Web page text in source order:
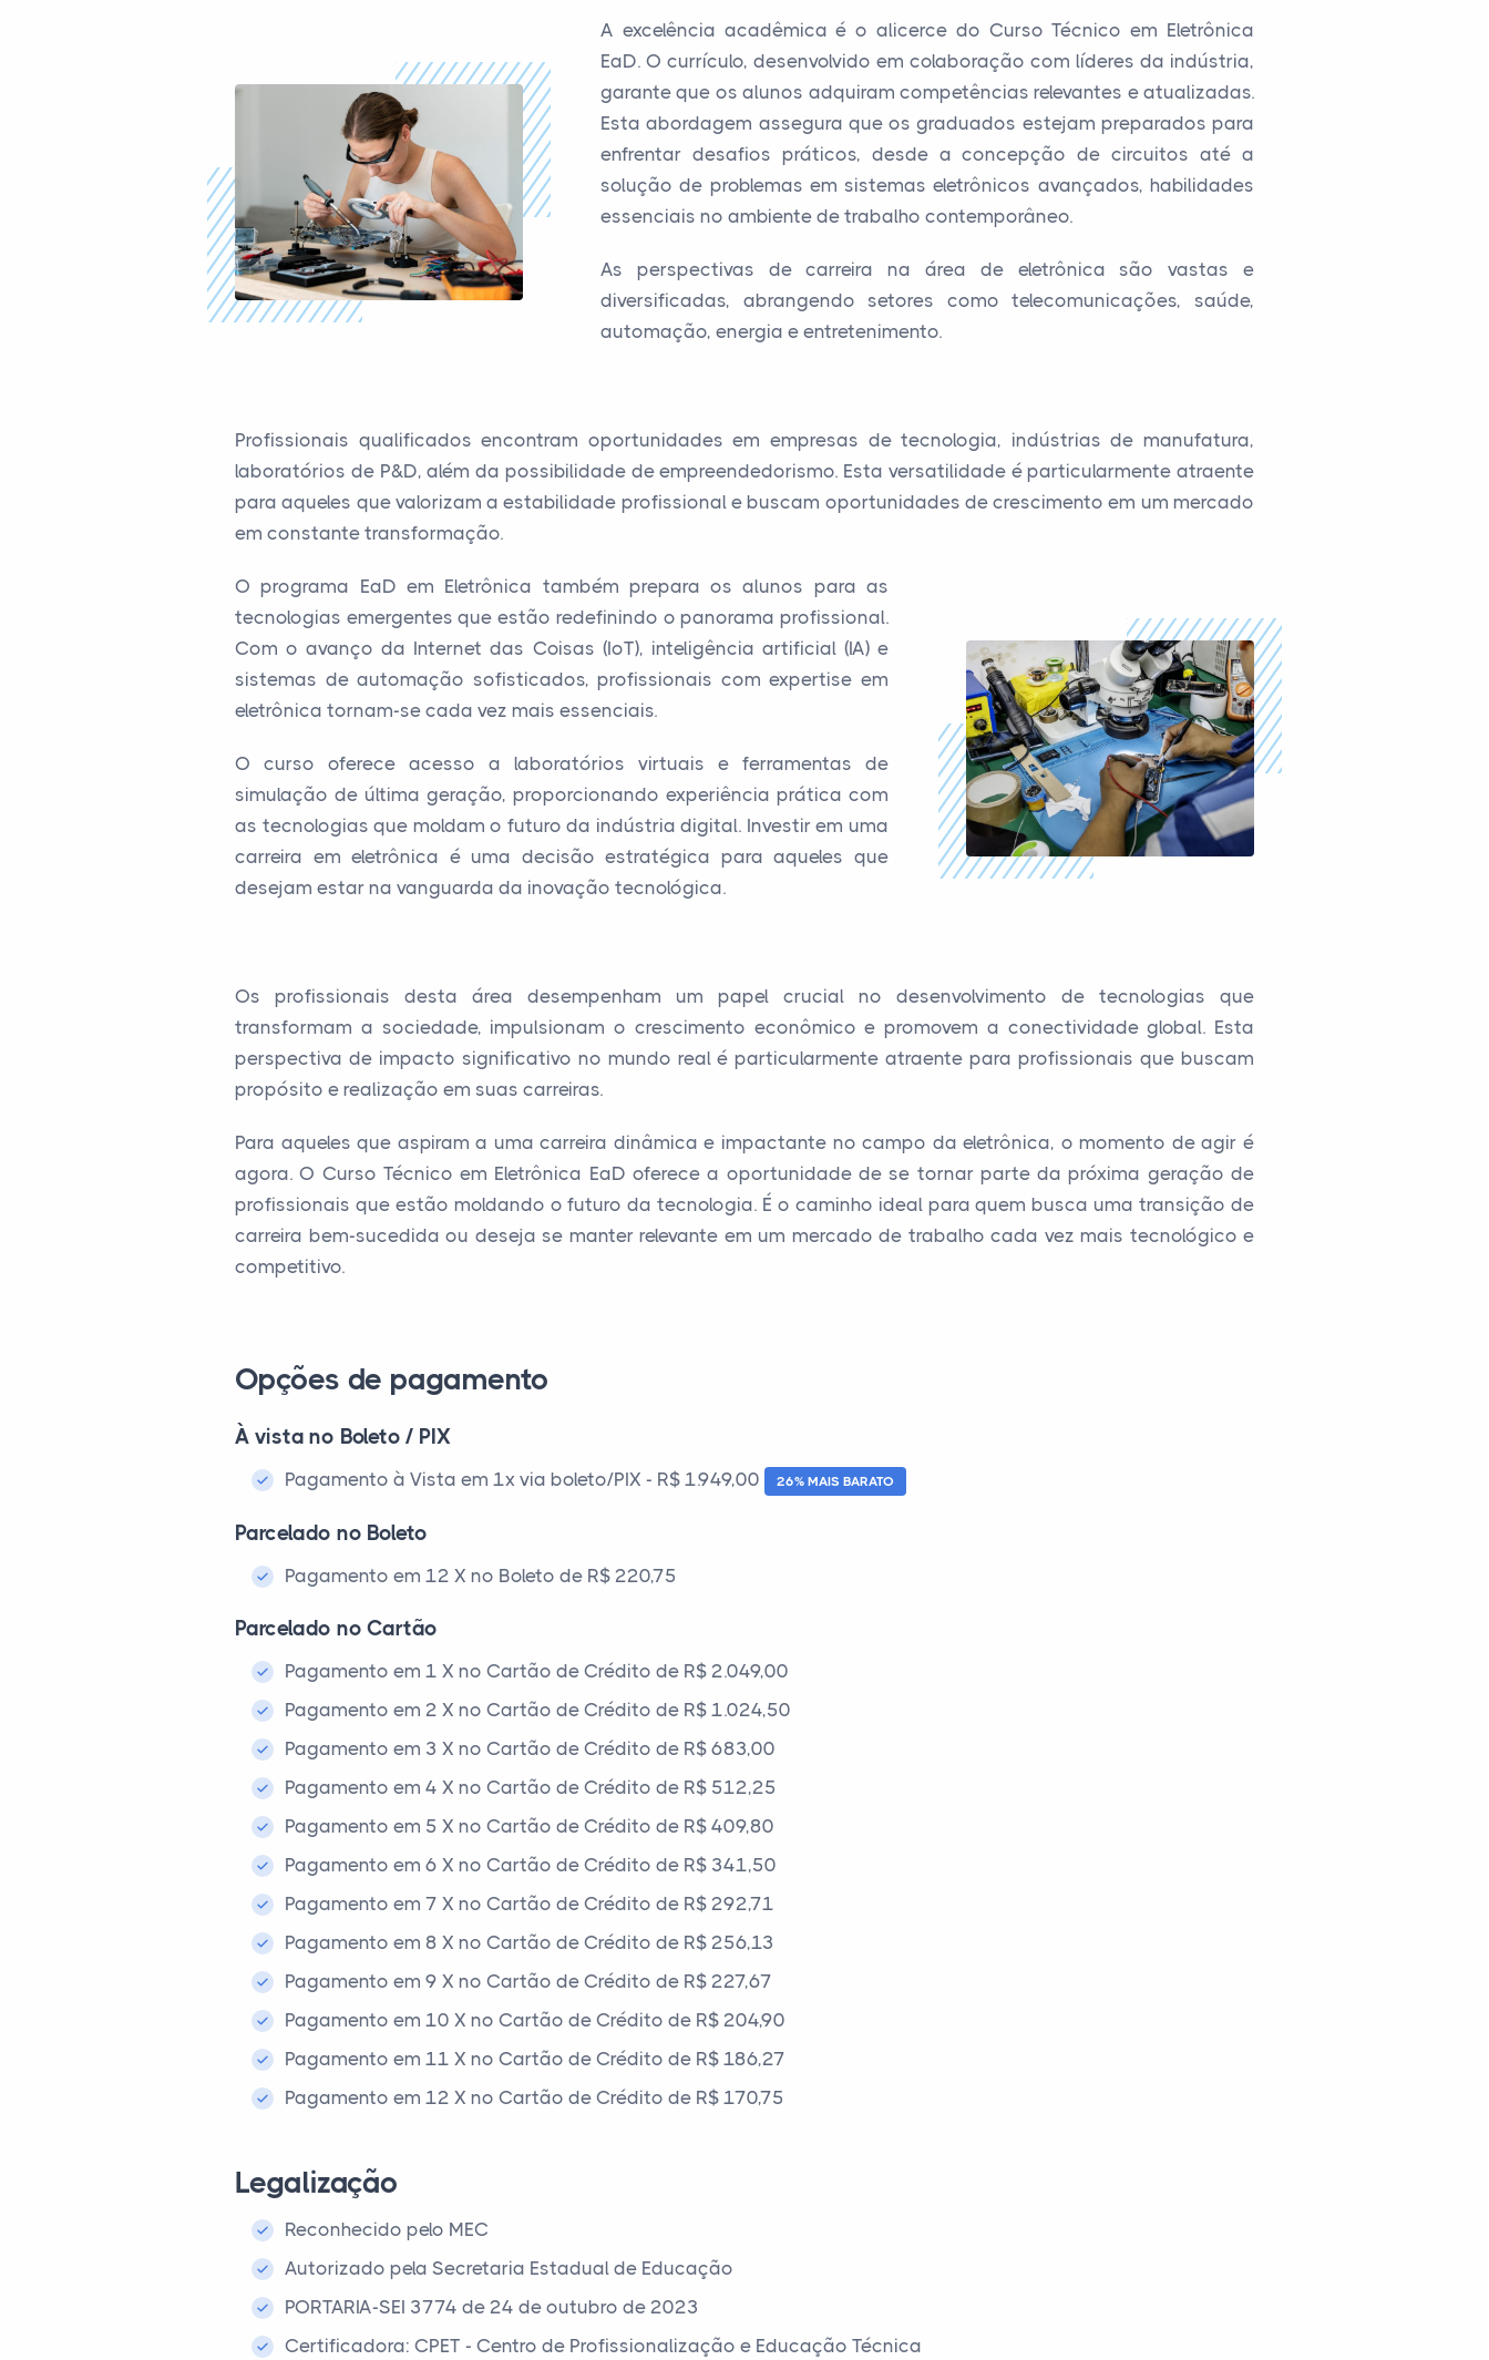
A excelência acadêmica é o alicerce do Curso Técnico em Eletrônica
EaD. O currículo, desenvolvido em colaboração com líderes da indústria,
garante que os alunos adquiram competências relevantes e atualizadas.
Esta abordagem assegura que os graduados estejam preparados para
enfrentar desafios práticos, desde a concepção de circuitos até a
solução de problemas em sistemas eletrônicos avançados, habilidades
essenciais no ambiente de trabalho contemporâneo.
As perspectivas de carreira na área de eletrônica são vastas e
diversificadas, abrangendo setores como telecomunicações, saúde,
automação, energia e entretenimento.
Profissionais qualificados encontram oportunidades em empresas de tecnologia, indústrias de manufatura,
laboratórios de P&D, além da possibilidade de empreendedorismo. Esta versatilidade é particularmente atraente
para aqueles que valorizam a estabilidade profissional e buscam oportunidades de crescimento em um mercado
em constante transformação.
O programa EaD em Eletrônica também prepara os alunos para as
tecnologias emergentes que estão redefinindo o panorama profissional.
Com o avanço da Internet das Coisas (IoT), inteligência artificial (IA) e
sistemas de automação sofisticados, profissionais com expertise em
eletrônica tornam-se cada vez mais essenciais.
O curso oferece acesso a laboratórios virtuais e ferramentas de
simulação de última geração, proporcionando experiência prática com
as tecnologias que moldam o futuro da indústria digital. Investir em uma
carreira em eletrônica é uma decisão estratégica para aqueles que
desejam estar na vanguarda da inovação tecnológica.
Os profissionais desta área desempenham um papel crucial no desenvolvimento de tecnologias que
transformam a sociedade, impulsionam o crescimento econômico e promovem a conectividade global. Esta
perspectiva de impacto significativo no mundo real é particularmente atraente para profissionais que buscam
propósito e realização em suas carreiras.
Para aqueles que aspiram a uma carreira dinâmica e impactante no campo da eletrônica, o momento de agir é
agora. O Curso Técnico em Eletrônica EaD oferece a oportunidade de se tornar parte da próxima geração de
profissionais que estão moldando o futuro da tecnologia. É o caminho ideal para quem busca uma transição de
carreira bem-sucedida ou deseja se manter relevante em um mercado de trabalho cada vez mais tecnológico e
competitivo.
Opções de pagamento
À vista no Boleto / PIX
Pagamento à Vista em 1x via boleto/PIX - R$ 1.949,00 26% MAIS BARATO
Parcelado no Boleto
Pagamento em 12 X no Boleto de R$ 220,75
Parcelado no Cartão
Pagamento em 1 X no Cartão de Crédito de R$ 2.049,00
Pagamento em 2 X no Cartão de Crédito de R$ 1.024,50
Pagamento em 3 X no Cartão de Crédito de R$ 683,00
Pagamento em 4 X no Cartão de Crédito de R$ 512,25
Pagamento em 5 X no Cartão de Crédito de R$ 409,80
Pagamento em 6 X no Cartão de Crédito de R$ 341,50
Pagamento em 7 X no Cartão de Crédito de R$ 292,71
Pagamento em 8 X no Cartão de Crédito de R$ 256,13
Pagamento em 9 X no Cartão de Crédito de R$ 227,67
Pagamento em 10 X no Cartão de Crédito de R$ 204,90
Pagamento em 11 X no Cartão de Crédito de R$ 186,27
Pagamento em 12 X no Cartão de Crédito de R$ 170,75
Legalização
Reconhecido pelo MEC
Autorizado pela Secretaria Estadual de Educação
PORTARIA-SEI 3774 de 24 de outubro de 2023
Certificadora: CPET - Centro de Profissionalização e Educação Técnica